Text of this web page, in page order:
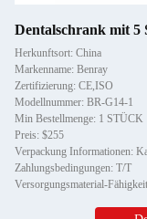
Dentalschrank mit 5
Herkunftsort: China
Markenname: Benray
Zertifizierung: CE,ISO
Modellnummer: BR-G14-1
Min Bestellmenge: 1 STÜCK
Preis: $255
Verpackung Informationen:
Zahlungsbedingungen: T/T
Versorgungsmaterial-